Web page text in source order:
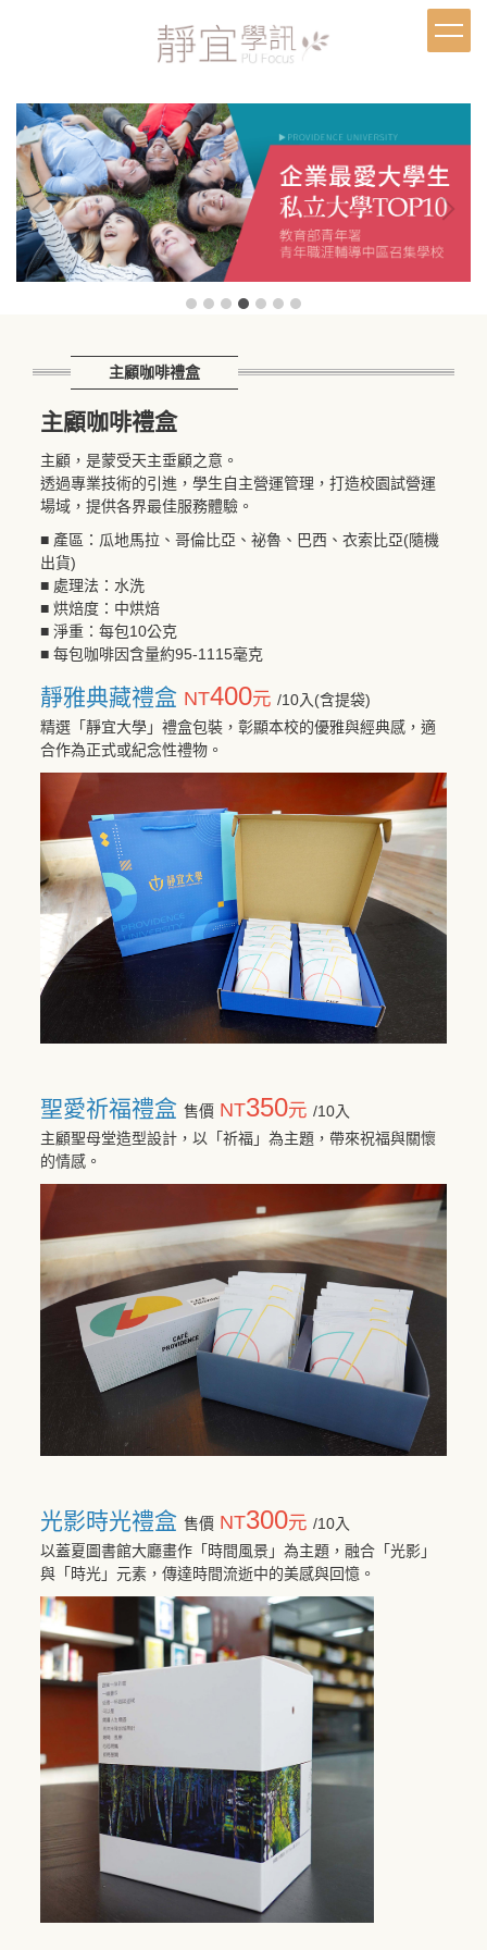
內
容
區
主顧咖啡禮盒
主顧咖啡禮盒
主顧，是蒙受天主垂顧之意。
透過專業技術的引進，學生自主營運管理，打造校園試營運
場域，提供各界最佳服務體驗。
■ 產區：瓜地馬拉、哥倫比亞、祕魯、巴西、衣索比亞(隨機
出貨)
■ 處理法：水洗
■ 烘焙度：中烘焙
■ 淨重：每包10公克
■ 每包咖啡因含量約95-1115毫克
靜雅典藏禮盒 NT400元 /10入(含提袋)
精選「靜宜大學」禮盒包裝，彰顯本校的優雅與經典感，適
合作為正式或紀念性禮物。
聖愛祈福禮盒 售價 NT350元 /10入
主顧聖母堂造型設計，以「祈福」為主題，帶來祝福與關懷
的情感。
光影時光禮盒 售價 NT300元 /10入
以蓋夏圖書館大廳畫作「時間風景」為主題，融合「光影」
與「時光」元素，傳達時間流逝中的美感與回憶。